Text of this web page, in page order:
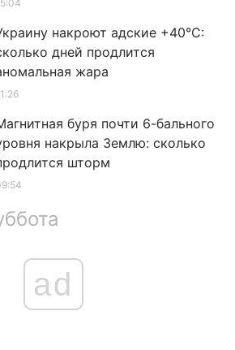
накроют адские +40°C:
дней продлится
жара
буря почти 6-бального
накрыла Землю: сколько
шторм
ad